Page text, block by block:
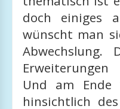
doch einiges
wünscht man
Und am
hinsichtlich